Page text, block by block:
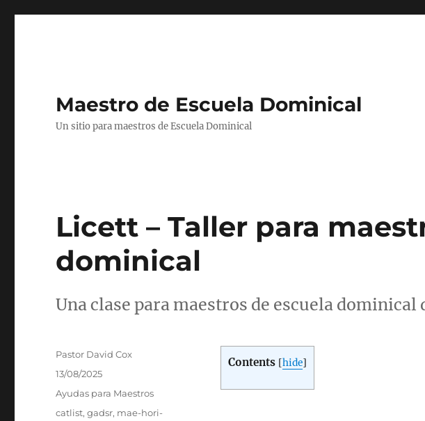
Maestro de Escuela Dominical
Un sitio para maestros de Escuela Dominical
Licett – Taller para
dominical
Una clase para maestros de escuela dominical
Contents [hide]
Autor
Pastor David Cox
Publicado
13/08/2025
Categorías
Ayudas para Maestros
Etiquetas
catlist,gadsr, mae-hori-